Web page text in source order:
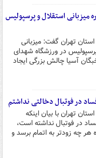
میزبانی استقلال و پرسپولیس
تهران گفت: میزبانی
در ورزشگاه شهدای
آسیا چالش بزرگی ایجاد
در فوتبال دخالتی نداشتم
تهران با بیان اینکه
در فوتبال نداشته است،
هر چه زودتر به اتمام برسد و